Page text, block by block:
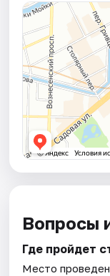
Вопросы
Где пройдет
Место